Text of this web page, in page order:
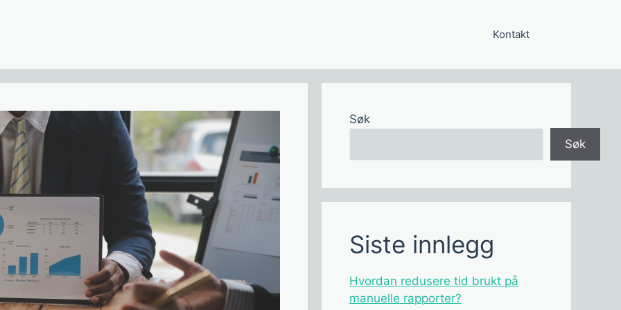
Kontakt
Søk
Søk
Siste innlegg
Hvordan redusere tid brukt på
manuelle rapporter?